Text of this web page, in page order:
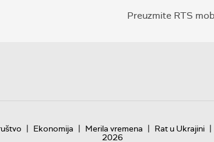
Preuzmite RTS
| Ekonomija | Merila vremena | Rat u Ukrajini |
2026